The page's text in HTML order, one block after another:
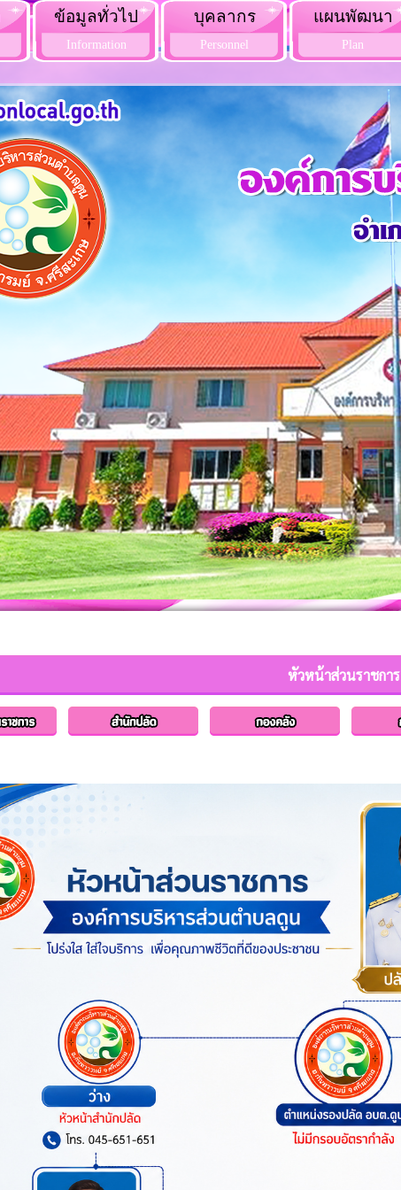
ข้อมูลทั่วไป
Information
บุคลากร
Personnel
แผนพัฒนา
Plan
หัวหน้าส่วนราชการ